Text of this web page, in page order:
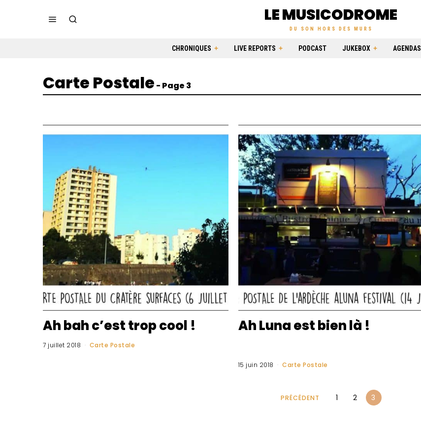
LE MUSICODROME
DU SON HORS DES MURS
CHRONIQUES LIVE REPORTS PODCAST JUKEBOX AGENDAS
Carte Postale - Page 3
Ah bah c’est trop cool !
7 juillet 2018 Carte Postale
Ah Luna est bien là !
15 juin 2018 Carte Postale
PRÉCÉDENT 1 2 3